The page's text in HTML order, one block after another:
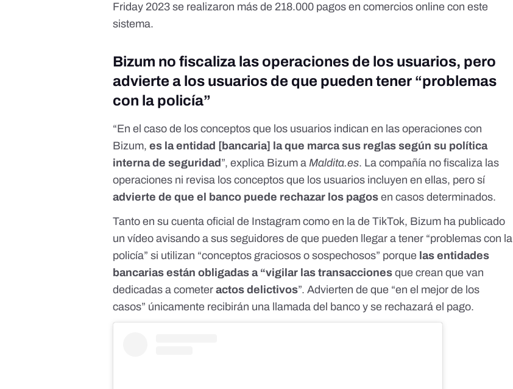
Friday 2023 se realizaron más de 218.000 pagos en comercios online con este
sistema.
Bizum no fiscaliza las operaciones de los usuarios, pero
advierte a los usuarios de que pueden tener “problemas
con la policía”
“En el caso de los conceptos que los usuarios indican en las operaciones con
Bizum,es la entidad [bancaria] la que marca sus reglas según su política
interna de seguridad ”, explica Bizum aMaldita.es. La compañía no fiscaliza las
operaciones ni revisa los conceptos que los usuarios incluyen en ellas, pero sí
advierte de que el banco puede rechazar los pagosen casos determinados.
Tanto en su cuenta oficial de Instagram como en la deTikTok, Bizum ha publicado
un vídeo avisando a sus seguidores de que pueden llegar a tener “problemas con la
policía” si utilizan “conceptos graciosos o sospechosos” porque las entidades
bancarias están obligadas a “vigilar las transacciones que crean que van
dedicadas a cometeractos delictivos”. Advierten de que “en el mejor de los
casos” únicamente recibirán una llamada del banco y se rechazará el pago.